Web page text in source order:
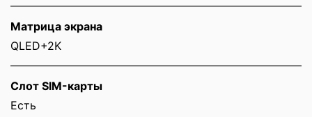
Матрица экрана
QLED+2K
Слот SIM-карты
Eсть